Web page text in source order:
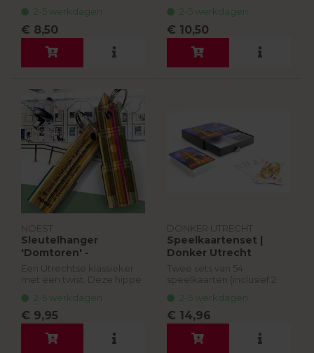
je sleutelbos en zing lekker
mee!
2-5 werkdagen
€ 8,50
posters en boeken van de
Stadsschouwburg Utrecht.
2-5 werkdagen
€ 10,50
NOEST
Sleutelhanger
'Domtoren' -
skateboardhout |
Noest
Een Utrechtse klassieker
met een twist. Deze hippe
van gerecylede
skateboards van
Skatepark Utrecht aan de
Wilhelminalaan.
2-5 werkdagen
€ 9,95
DONKER UTRECHT
Speelkaartenset |
Donker Utrecht
Twee sets van 54
speelkaarten (inclusief 2
bewaardoos met
schuiflade, op de
achterkant van de
speelkaarten een twee
verschillende foto's...
2-5 werkdagen
€ 14,96